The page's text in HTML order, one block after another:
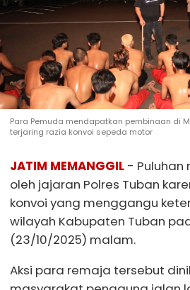
Para Pemuda mendapatkan pembinaan di
terjaring razia konvoi sepeda motor
JATIM MEMANGGIL - Puluhan
oleh jajaran Polres Tuban
konvoi yang menggangu
wilayah Kabupaten Tuban
(23/10/2025) malam.
Aksi para remaja tersebut